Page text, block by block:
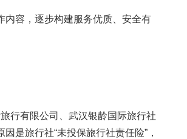
容，逐步构建服务优质、安全有
有限公司、武汉银龄国际旅行社
是旅行社“未投保旅行社责任险”，